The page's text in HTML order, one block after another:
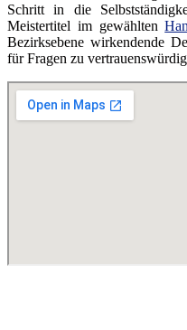
Schritt in die
Meistertitel im gewählten
Bezirksebene wirkendende
für Fragen zu